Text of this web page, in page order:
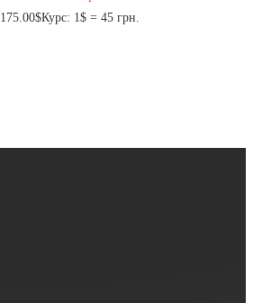
175.00$Курс: 1$ = 45 грн.